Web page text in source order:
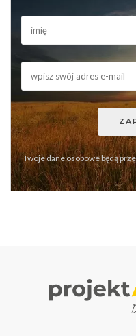
Twoje dane osobowe będą